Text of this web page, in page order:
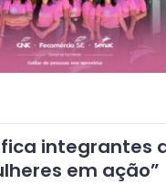
integrantes
em ação”